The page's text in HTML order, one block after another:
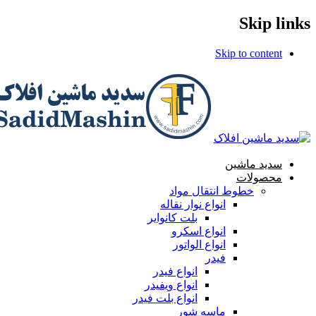
Skip links
Skip to content
سدید ماشین
محصولات
خطوط انتقال مواد
انواع نوار نقاله
بلت کانوایر
انواع اسکرو
انواع الواتور
فیدر
انواع فیدر
انواع ویفیدر
انواع بلت فیدر
ماسه شور